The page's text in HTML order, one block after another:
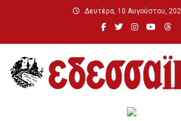
Δευτέρα, 10 Αυγούστου,